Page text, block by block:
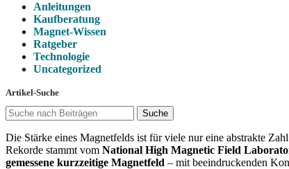
Anleitungen
Kaufberatung
Magnet-Wissen
Ratgeber
Technologie
Uncategorized
Artikel-Suche
Suche
Die Stärke eines Magnetfelds ist für viele nur eine abstrakte
Rekorde stammt vom National High Magnetic Field
gemessene kurzzeitige Magnetfeld – mit beeindruckenden